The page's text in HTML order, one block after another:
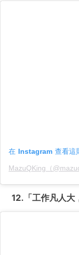
在 Instagram 查看這
MazuQKing（
12.「工作凡人大